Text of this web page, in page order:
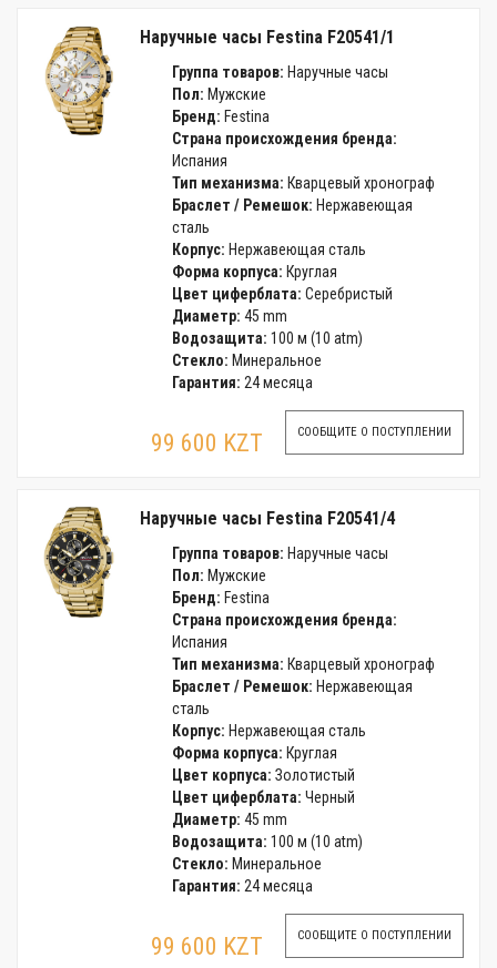
Наручные часы Festina F20541/1
Группа товаров: Наручные часы
Пол: Мужские
Бренд: Festina
Страна происхождения бренда:
Испания
Тип механизма: Кварцевый хронограф
Браслет / Ремешок: Нержавеющая
сталь
Корпус: Нержавеющая сталь
Форма корпуса: Круглая
Цвет циферблата: Серебристый
Диаметр: 45 mm
Водозащита: 100 м (10 atm)
Стекло: Минеральное
Гарантия: 24 месяца
99 600 KZT СООБЩИТЕ О ПОСТУПЛЕНИИ
Наручные часы Festina F20541/4
Группа товаров: Наручные часы
Пол: Мужские
Бренд: Festina
Страна происхождения бренда:
Испания
Тип механизма: Кварцевый хронограф
Браслет / Ремешок: Нержавеющая
сталь
Корпус: Нержавеющая сталь
Форма корпуса: Круглая
Цвет корпуса: Золотистый
Цвет циферблата: Черный
Диаметр: 45 mm
Водозащита: 100 м (10 atm)
Стекло: Минеральное
Гарантия: 24 месяца
99 600 KZT СООБЩИТЕ О ПОСТУПЛЕНИИ